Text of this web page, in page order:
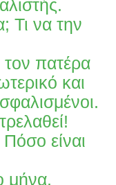
Τι να την
πατέρα
και
είναι
μήνα.